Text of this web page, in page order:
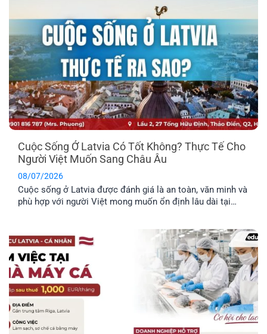
Cuộc Sống Ở Latvia Có Tốt Không? Thực Tế Cho
Người Việt Muốn Sang Châu Âu
08/07/2026
Cuộc sống ở Latvia được đánh giá là an toàn, văn minh và
phù hợp với người Việt mong muốn ổn định lâu dài tại
về môi trường sống, văn hóa và phúc lợi dành riêng cho
công dân.